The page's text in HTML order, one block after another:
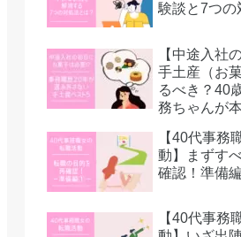
験談と7つの
【中途入社
手土産（お
るべき？40
務ちゃんが
【40代事務
動】まずす
確認！準備
【40代事務